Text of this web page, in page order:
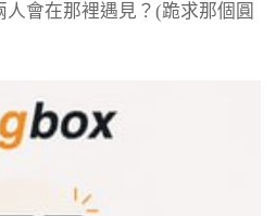
會在那裡遇見？(跪求那個圓